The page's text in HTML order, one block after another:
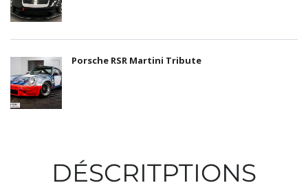
Porsche RSR Martini Tribute
DÉSCRITPTIONS